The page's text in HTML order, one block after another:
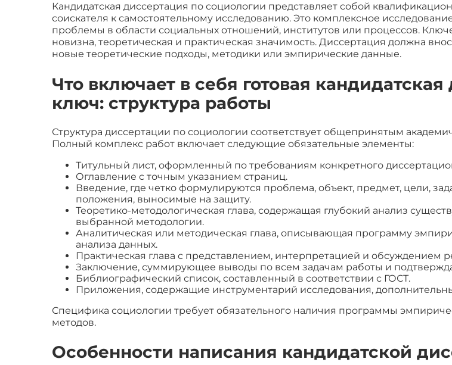
Кандидатская диссертация по социологии представляет собой
соискателя к самостоятельному исследованию. Это комплексное
проблемы в области социальных отношений, институтов или процессов.
новизна, теоретическая и практическая значимость. Диссертация должна
новые теоретические подходы, методики или эмпирические данные.
Что включает в себя готовая
ключ: структура работы
Структура диссертации по социологии соответствует общепринятым
Полный комплекс работ включает следующие обязательные элементы:
Титульный лист, оформленный по требованиям конкретного
Оглавление с точным указанием страниц.
Введение, где четко формулируются проблема, объект, предмет, цели,
положения, выносимые на защиту.
Теоретико-методологическая глава, содержащая глубокий анализ
выбранной методологии.
Аналитическая или методическая глава, описывающая программу
анализа данных.
Практическая глава с представлением, интерпретацией и обсуждением
Заключение, суммирующее выводы по всем задачам работы и
Библиографический список, составленный в соответствии с ГОСТ.
Приложения, содержащие инструментарий исследования,
Специфика социологии требует обязательного наличия программы
методов.
Особенности написания кандидатской